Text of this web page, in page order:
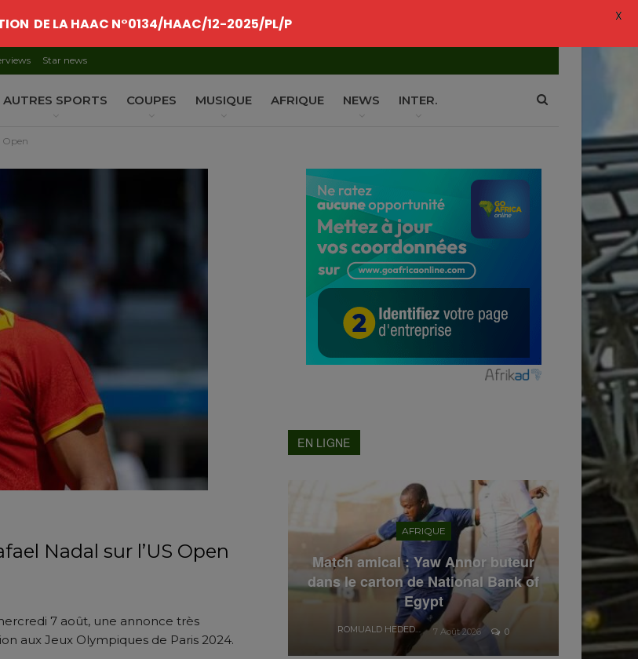
Star news
AUTRES SPORTS COUPES MUSIQUE AFRIQUE NEWS INTER.
Open
Nadal sur l’US Open
7 août, une annonce très
aux Jeux Olympiques de Paris 2024.
EN LIGNE
AFRIQUE
Match amical : Yaw Annor buteur
dans le carton de National Bank of
Egypt
ROMUALD HEDEDJI 7 Août 2026 0
DE LA HAAC N°0134/HAAC/12-2025/PL/P X